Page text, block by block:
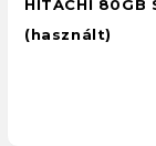
HITACHI 80GB
(használt)